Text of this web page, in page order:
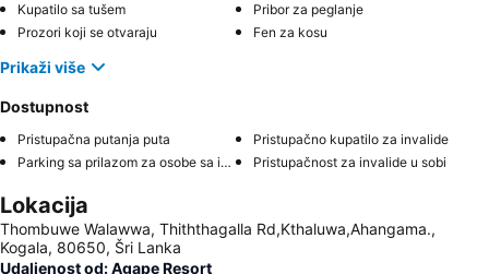
Kupatilo sa tušem
Pribor za peglanje
Prozori koji se otvaraju
Fen za kosu
Prikaži više
Dostupnost
Pristupačna putanja puta
Pristupačno kupatilo za invalide
Parking sa prilazom za osobe sa invaliditetom
Pristupačnost za invalide u sobi
Lokacija
Thombuwe Walawwa, Thiththagalla Rd,Kthaluwa,Ahangama.,
Kogala, 80650, Šri Lanka
Udaljenost od: Agape Resort